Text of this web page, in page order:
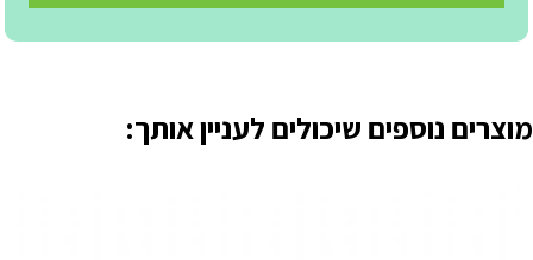
מוצרים נוספים שיכולים לעניין אותך: